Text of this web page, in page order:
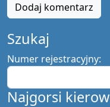
Dodaj komentarz
Szukaj
Numer rejestracyjny:
Najgorsi